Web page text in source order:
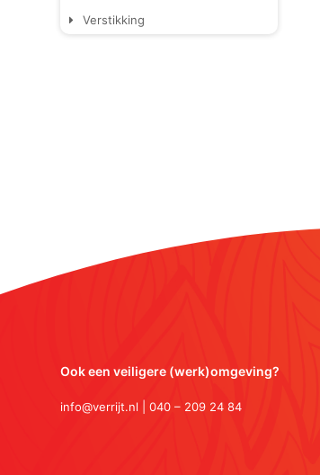
Verstikking
Ook een veiligere (werk)omgeving?
info@verrijt.nl | 040 – 209 24 84